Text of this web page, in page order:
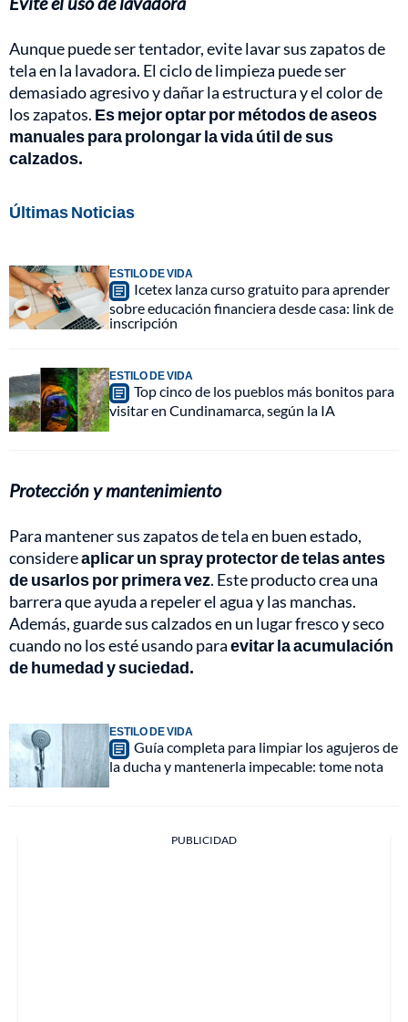
Aunque puede ser tentador, evite lavar sus zapatos de
tela en la lavadora. El ciclo de limpieza puede ser
demasiado agresivo y dañar la estructura y el color de
los zapatos. Es mejor optar por métodos de aseos
manuales para prolongar la vida útil de sus
calzados.
Últimas Noticias
ESTILO DE VIDA
Icetex lanza curso gratuito para aprender
sobre educación financiera desde casa: link de
inscripción
ESTILO DE VIDA
Top cinco de los pueblos más bonitos para
visitar en Cundinamarca, según la IA
Protección y mantenimiento
Para mantener sus zapatos de tela en buen estado,
considereaplicar un spray protector de telas antes
de usarlos por primera vez. Este producto crea una
barrera que ayuda a repeler el agua y las manchas.
Además, guarde sus calzados en un lugar fresco y seco
cuando no los esté usando paraevitar la acumulación
de humedad y suciedad.
ESTILO DE VIDA
Guía completa para limpiar los agujeros de
la ducha y mantenerla impecable: tome nota
PUBLICIDAD